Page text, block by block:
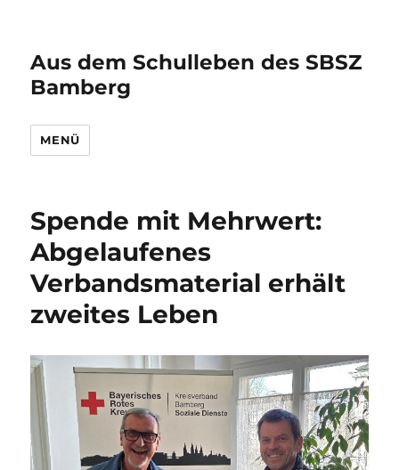
Aus dem Schulleben des SBSZ
Bamberg
MENÜ
Spende mit Mehrwert:
Abgelaufenes
Verbandsmaterial erhält
zweites Leben